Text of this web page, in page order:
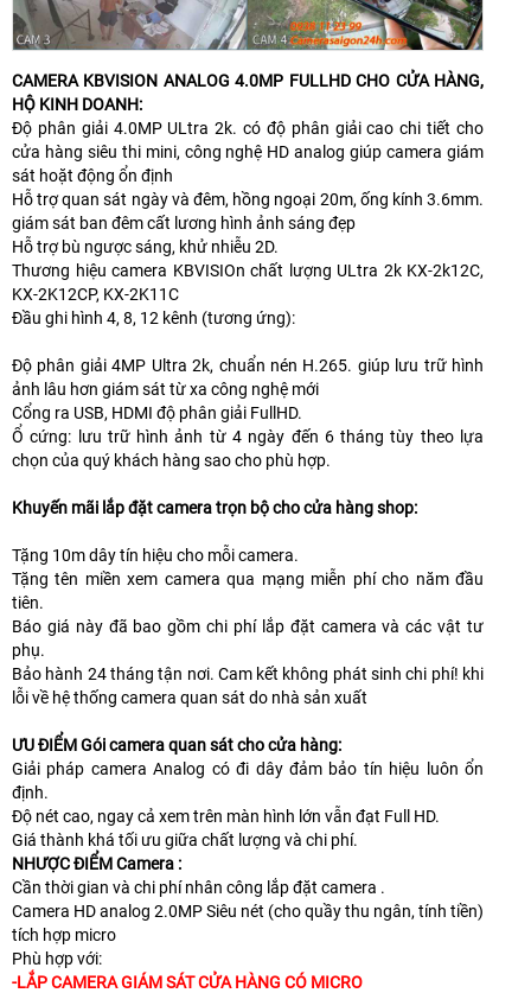
CAMERA KBVISION ANALOG 4.0MP FULLHD CHO CỬA HÀNG,
HỘ KINH DOANH:
Độ phân giải 4.0MP ULtra 2k. có độ phân giải cao chi tiết cho
cửa hàng siêu thi mini, công nghệ HD analog giúp camera giám
sát hoặt động ổn định
Hỗ trợ quan sát ngày và đêm, hồng ngoại 20m, ống kính 3.6mm.
giám sát ban đêm cất lương hình ảnh sáng đẹp
Hỗ trợ bù ngược sáng, khử nhiễu 2D.
Thương hiệu camera KBVISIOn chất lượng ULtra 2k KX-2k12C,
KX-2K12CP, KX-2K11C
Đầu ghi hình 4, 8, 12 kênh (tương ứng):
Độ phân giải 4MP Ultra 2k, chuẩn nén H.265. giúp lưu trữ hình
ảnh lâu hơn giám sát từ xa công nghệ mới
Cổng ra USB, HDMI độ phân giải FullHD.
Ổ cứng: lưu trữ hình ảnh từ 4 ngày đến 6 tháng tùy theo lựa
chọn của quý khách hàng sao cho phù hợp.
Khuyến mãi lắp đặt camera trọn bộ cho cửa hàng shop:
Tặng 10m dây tín hiệu cho mỗi camera.
Tặng tên miền xem camera qua mạng miễn phí cho năm đầu
tiên.
Báo giá này đã bao gồm chi phí lắp đặt camera và các vật tư
phụ.
Bảo hành 24 tháng tận nơi. Cam kết không phát sinh chi phí! khi
lỗi về hệ thống camera quan sát do nhà sản xuất
ƯU ĐIỂM Gói camera quan sát cho cửa hàng:
Giải pháp camera Analog có đi dây đảm bảo tín hiệu luôn ổn
định.
Độ nét cao, ngay cả xem trên màn hình lớn vẫn đạt Full HD.
Giá thành khá tối ưu giữa chất lượng và chi phí.
NHƯỢC ĐIỂM Camera :
Cần thời gian và chi phí nhân công lắp đặt camera .
Camera HD analog 2.0MP Siêu nét (cho quầy thu ngân, tính tiền)
tích hợp micro
Phù hợp với:
-LẮP CAMERA GIÁM SÁT CỬA HÀNG CÓ MICRO